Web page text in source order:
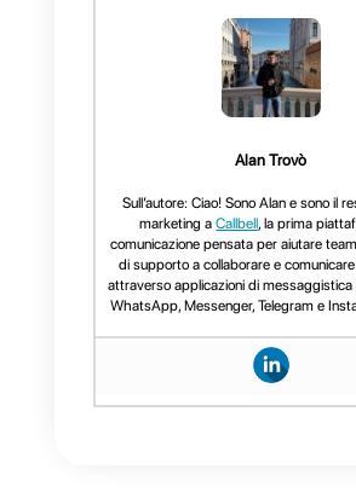
aziende possono
automaticamente
avere una visione
aggiornata delle
loro esigenze e